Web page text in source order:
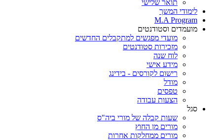
תואר שלישי
לימודי המשך
M.A Program
מועמדים וסטודנטים
מועדי מפגשים למתקבלים החדשים
מזכירות סטודנטים
לוח שנה
מידע אישי
רישום לקורסים - בידינג
מודל
טפסים
הצעות עבודה
סגל
שעות קבלה של מורי ביה"ס
מורים מן החוץ
מורים ממחלקות אחרות